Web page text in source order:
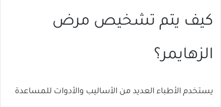
كيف يتم تشخيص مرض
الزهايمر؟
يستخدم الأطباء العديد من الأساليب والأدوات للمساعدة